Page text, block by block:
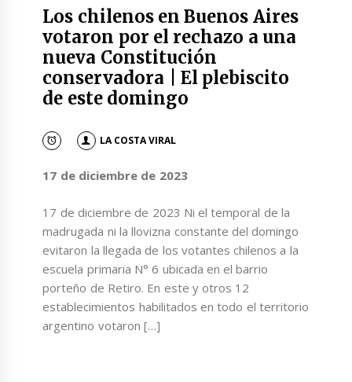
Los chilenos en Buenos Aires
votaron por el rechazo a una
nueva Constitución
conservadora | El plebiscito
de este domingo
LA COSTA VIRAL
17 de diciembre de 2023
17 de diciembre de 2023 Ni el temporal de la
madrugada ni la llovizna constante del domingo
evitaron la llegada de los votantes chilenos a la
escuela primaria N° 6 ubicada en el barrio
porteño de Retiro. En este y otros 12
establecimientos habilitados en todo el territorio
argentino votaron […]